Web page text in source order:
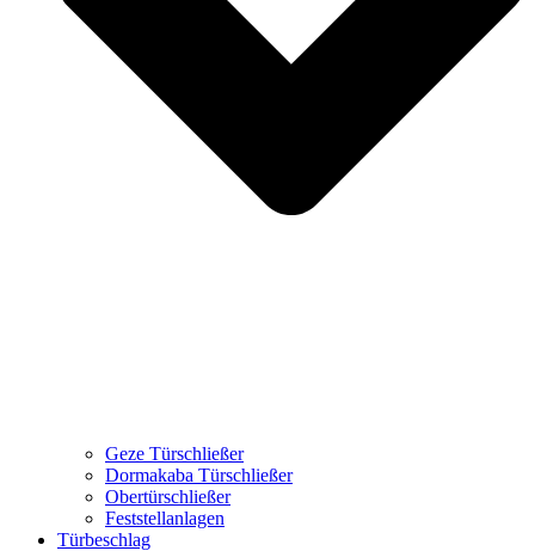
Geze Türschließer
Dormakaba Türschließer
Obertürschließer
Feststellanlagen
Türbeschlag